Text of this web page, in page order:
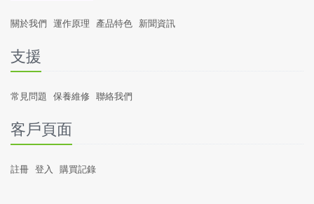
關於我們 運作原理 產品特色 新聞資訊
支援
常見問題 保養維修 聯絡我們
客戶頁面
註冊 登入 購買記錄